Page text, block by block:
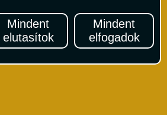
Mindent
elutasítok
Mindent
elfogadok
egyik legszínesebb utazási